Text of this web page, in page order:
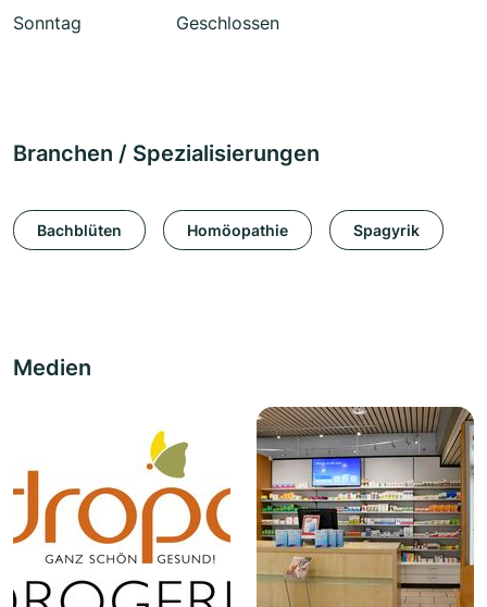
Sonntag
Geschlossen
Branchen / Spezialisierungen
Bachblüten Homöopathie Spagyrik
Medien